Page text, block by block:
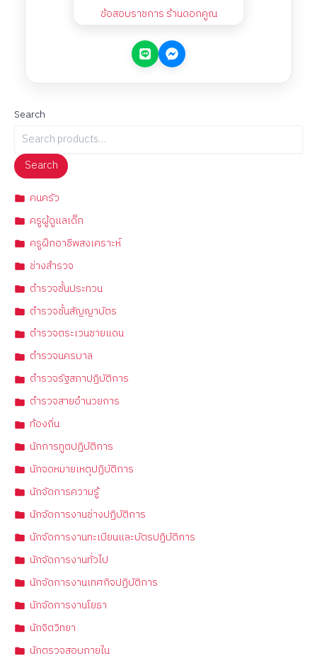
Search
Search
คนครัว
ครูผู้ดูแลเด็ก
ครูฝึกอาชีพสงเคราะห์
ช่างสำรวจ
ตำรวจชั้นประทวน
ตำรวจชั้นสัญญาบัตร
ตำรวจตระเวนชายแดน
ตำรวจนครบาล
ตำรวจรัฐสภาปฏิบัติการ
ตำรวจสายอำนวยการ
ท้องถิ่น
นักการทูตปฏิบัติการ
นักจดหมายเหตุปฏิบัติการ
นักจัดการความรู้
นักจัดการงานช่างปฏิบัติการ
นักจัดการงานทะเบียนและบัตรปฏิบัติการ
นักจัดการงานทั่วไป
นักจัดการงานเทศกิจปฏิบัติการ
นักจัดการงานโยธา
นักจิตวิทยา
นักตรวจสอบภายใน